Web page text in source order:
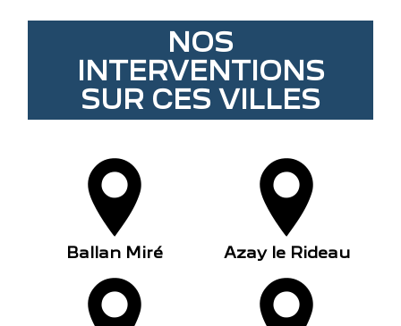
NOS
INTERVENTIONS
SUR CES VILLES
Ballan Miré Azay le Rideau